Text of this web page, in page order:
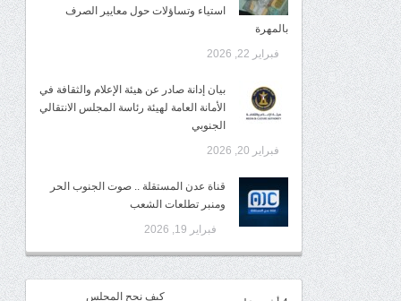
استياء وتساؤلات حول معايير الصرف
بالمهرة
فبراير 22, 2026
بيان إدانة صادر عن هيئة الإعلام والثقافة في
الأمانة العامة لهيئة رئاسة المجلس الانتقالي
الجنوبي
فبراير 20, 2026
قناة عدن المستقلة .. صوت الجنوب الحر
ومنبر تطلعات الشعب
فبراير 19, 2026
كيف نجح المجلس